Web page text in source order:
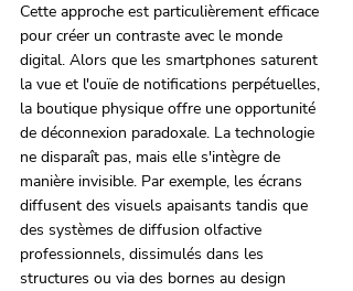
Cette approche est particulièrement efficace
pour créer un contraste avec le monde
digital. Alors que les smartphones saturent
la vue et l'ouïe de notifications perpétuelles,
la boutique physique offre une opportunité
de déconnexion paradoxale. La technologie
ne disparaît pas, mais elle s'intègre de
manière invisible. Par exemple, les écrans
diffusent des visuels apaisants tandis que
des systèmes de diffusion olfactive
professionnels, dissimulés dans les
structures ou via des bornes au design